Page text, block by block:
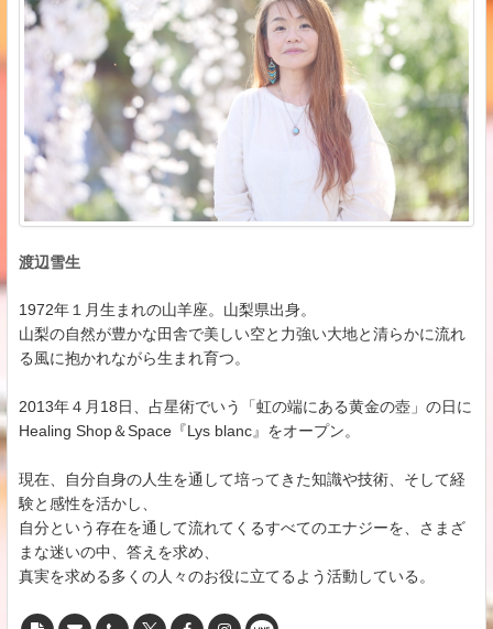
渡辺雪生
1972年１月生まれの山羊座。山梨県出身。
山梨の自然が豊かな田舎で美しい空と力強い大地と清らかに流れ
る風に抱かれながら生まれ育つ。
2013年４月18日、占星術でいう「虹の端にある黄金の壺」の日に
Healing Shop＆Space『Lys blanc』をオープン。
現在、自分自身の人生を通して培ってきた知識や技術、そして経
験と感性を活かし、
自分という存在を通して流れてくるすべてのエナジーを、さまざ
まな迷いの中、答えを求め、
真実を求める多くの人々のお役に立てるよう活動している。